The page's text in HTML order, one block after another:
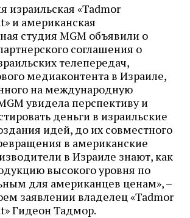
израильская «Tadmor
и американская
студия MGM объявили о
соглашения о
телепередач,
медиаконтента в Израиле,
на международную
увидела перспективу и
деньги в израильские
идей, до их совместного
в американские
в Израиле знают, как
высокого уровня по
для американцев ценам», –
заявлении владелец «Tadmor
Гидеон Тадмор.